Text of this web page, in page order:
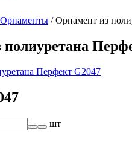
Орнаменты /Орнамент из
шт